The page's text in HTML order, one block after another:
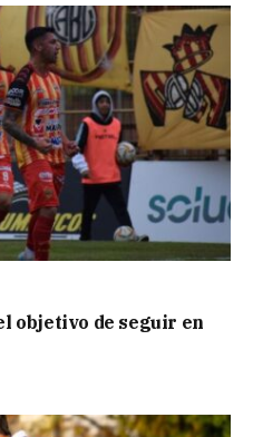
objetivo de seguir en